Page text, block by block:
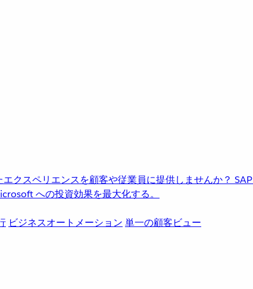
クスペリエンスを顧客や従業員に提供しませんか？ SAP
への投資効果を最大化する。
ビジネスオートメーション 単一の顧客ビュー